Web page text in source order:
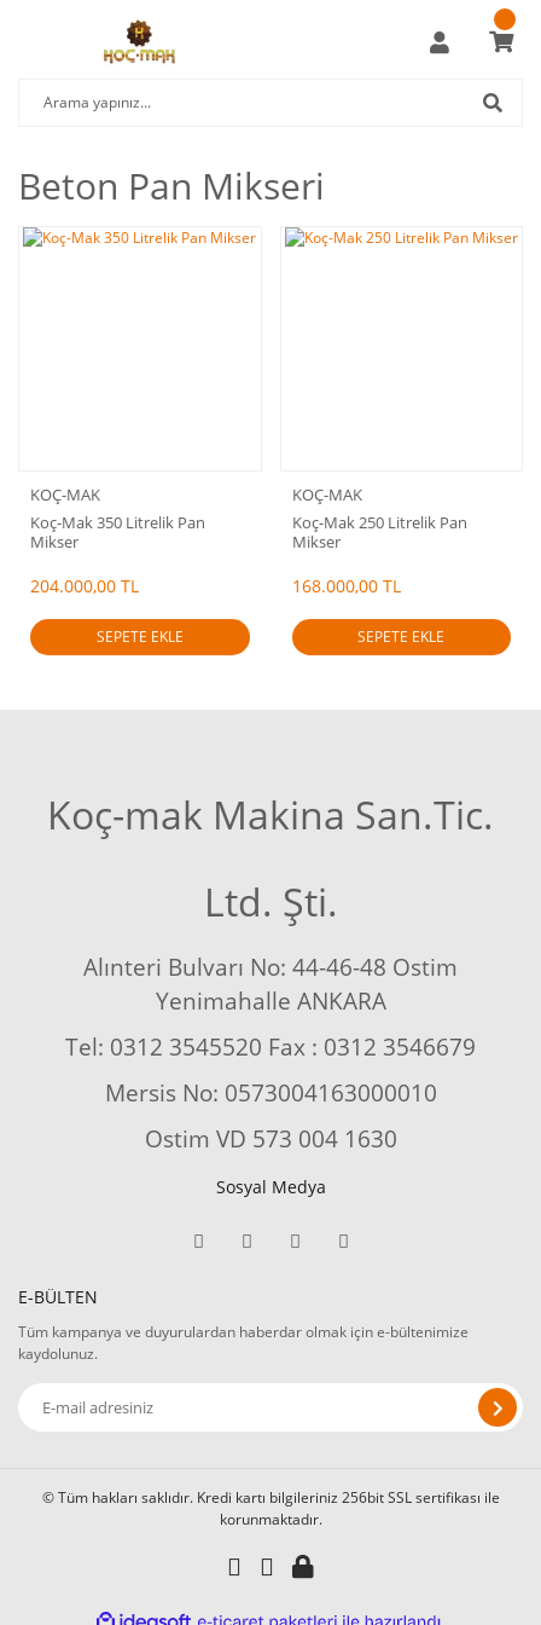
Beton Pan Mikseri
KOÇ-MAK
Koç-Mak 350 Litrelik Pan
Mikser
204.000,00 TL
SEPETE EKLE
KOÇ-MAK
Koç-Mak 250 Litrelik Pan
Mikser
168.000,00 TL
SEPETE EKLE
Koç-mak Makina San.Tic.
Ltd. Şti.
Alınteri Bulvarı No: 44-46-48 Ostim
Yenimahalle ANKARA
Tel: 0312 3545520 Fax : 0312 3546679
Mersis No: 0573004163000010
Ostim VD 573 004 1630
Sosyal Medya
E-BÜLTEN
Tüm kampanya ve duyurulardan haberdar olmak için e-bültenimize
kaydolunuz.
© Tüm hakları saklıdır. Kredi kartı bilgileriniz 256bit SSL sertifikası ile
korunmaktadır.
ideasoft